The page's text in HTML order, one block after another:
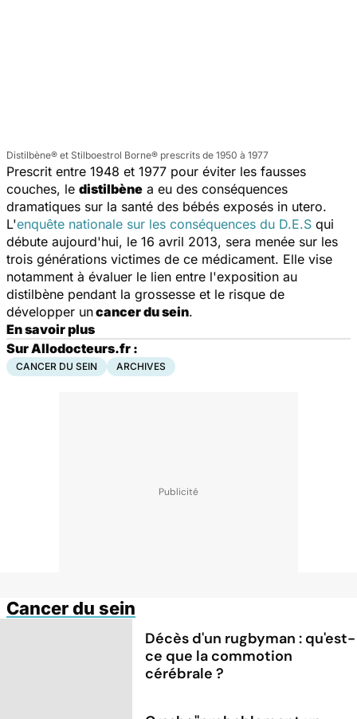
Distilbène® et Stilboestrol Borne® prescrits de 1950 à 1977
Prescrit entre 1948 et 1977 pour éviter les fausses
couches, le distilbène a eu des conséquences
dramatiques sur la santé des bébés exposés in utero.
L'enquête nationale sur les conséquences du D.E.S qui
débute aujourd'hui, le 16 avril 2013, sera menée sur les
trois générations victimes de ce médicament. Elle vise
notamment à évaluer le lien entre l'exposition au
distilbène pendant la grossesse et le risque de
développer uncancer du sein.
En savoir plus
Sur Allodocteurs.fr :
CANCER DU SEIN ARCHIVES
Cancer du sein
Décès d'un rugbyman : qu'est-
ce que la commotion
cérébrale ?